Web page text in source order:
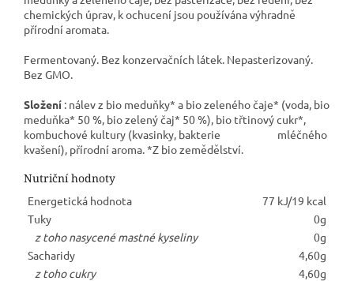
chemických úprav, k ochucení jsou používána výhradně
přírodní aromata.
Fermentovaný. Bez konzervačních látek. Nepasterizovaný.
Bez GMO.
Složení : nálev z bio meduňky* a bio zeleného čaje* (voda, bio
meduňka* 50 %, bio zelený čaj* 50 %), bio třtinový cukr*,
kombuchové kultury (kvasinky, bakterie mléčného
kvašení), přírodní aroma. *Z bio zemědělství.
Nutriční hodnoty
Energetická hodnota
77 kJ/19 kcal
Tuky
0g
z toho nasycené mastné kyseliny
0g
Sacharidy
4,60g
z toho cukry
4,60g